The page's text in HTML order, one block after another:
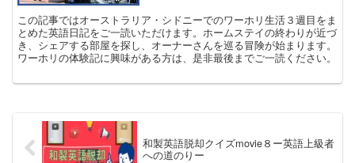
この記事ではオーストラリア・シドニーでのワーホリ生活３週目をま
とめた英語日記をご一読いただけます。ホームステイの終わりが近づ
き、シェアする部屋を探し、オーナーさんを巡る冒険が始まります。
ワーホリの体験記に興味がある方は、是非最後までご一読ください。
和製英語脱却クイズmovie８ー英語上級者
への道のりー